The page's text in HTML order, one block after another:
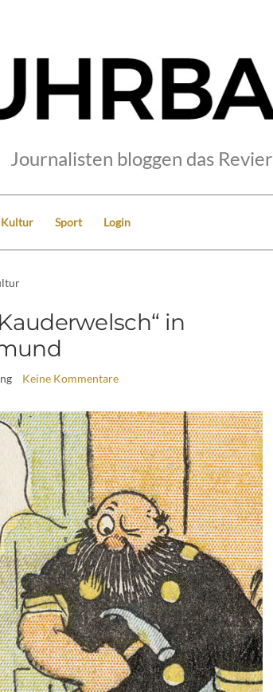
Journalisten bloggen das Revier
Kultur Sport Login
in
Keine Kommentare